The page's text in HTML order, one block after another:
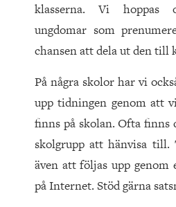
klasserna. Vi hoppas
ungdomar som
chansen att dela ut den till
På några skolor har vi
upp tidningen genom att
finns på skolan. Ofta finns
skolgrupp att hänvisa till.
även att följas upp genom
på Internet. Stöd gärna